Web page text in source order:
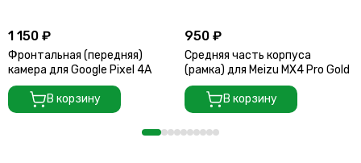
1 150 ₽
Фронтальная (передняя)
камера для Google Pixel 4A
В корзину
950 ₽
Средняя часть корпуса
(рамка) для Meizu MX4 Pro Gold
В корзину